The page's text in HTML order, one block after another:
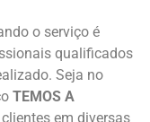
o serviço é
qualificados
Seja no
TEMOS A
em diversas